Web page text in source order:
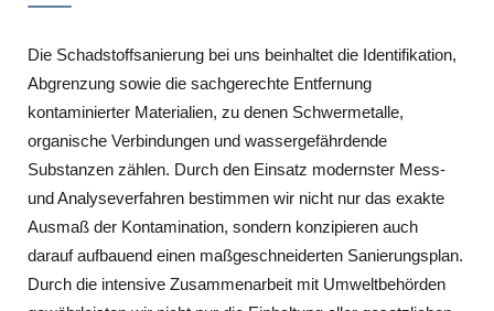
Die Schadstoffsanierung bei uns beinhaltet die Identifikation,
Abgrenzung sowie die sachgerechte Entfernung
kontaminierter Materialien, zu denen Schwermetalle,
organische Verbindungen und wassergefährdende
Substanzen zählen. Durch den Einsatz modernster Mess-
und Analyseverfahren bestimmen wir nicht nur das exakte
Ausmaß der Kontamination, sondern konzipieren auch
darauf aufbauend einen maßgeschneiderten Sanierungsplan.
Durch die intensive Zusammenarbeit mit Umweltbehörden